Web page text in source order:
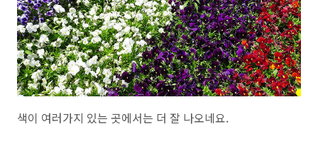
색이 여러가지 있는 곳에서는 더 잘 나오네요.